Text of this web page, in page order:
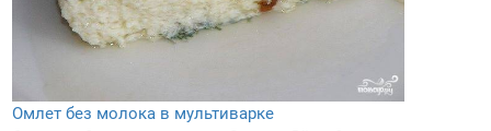
Омлет без молока в мультиварке